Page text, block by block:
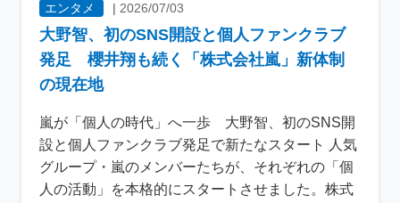
エンタメ | 2026/07/03
大野智、初のSNS開設と個人ファンクラブ
発足 櫻井翔も続く「株式会社嵐」新体制
の現在地
嵐が「個人の時代」へ一歩 大野智、初のSNS開
設と個人ファンクラブ発足で新たなスタート 人気
グループ・嵐のメンバーたちが、それぞれの「個
人の活動」を本格的にスタートさせました。株式